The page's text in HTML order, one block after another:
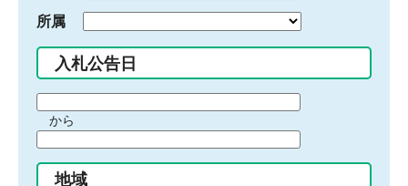
所属
入札公告日
間
始
から
間
地域